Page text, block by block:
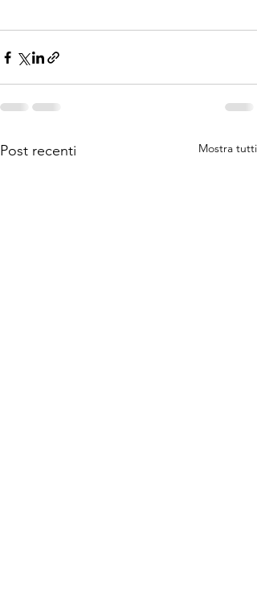
Post recenti Mostra tutti